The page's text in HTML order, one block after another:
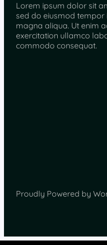
Lorem ipsum dolor sit
sed do eiusmod
magna aliqua. Ut enim
exercitation ullamco
commodo consequat.
Proudly Powered by